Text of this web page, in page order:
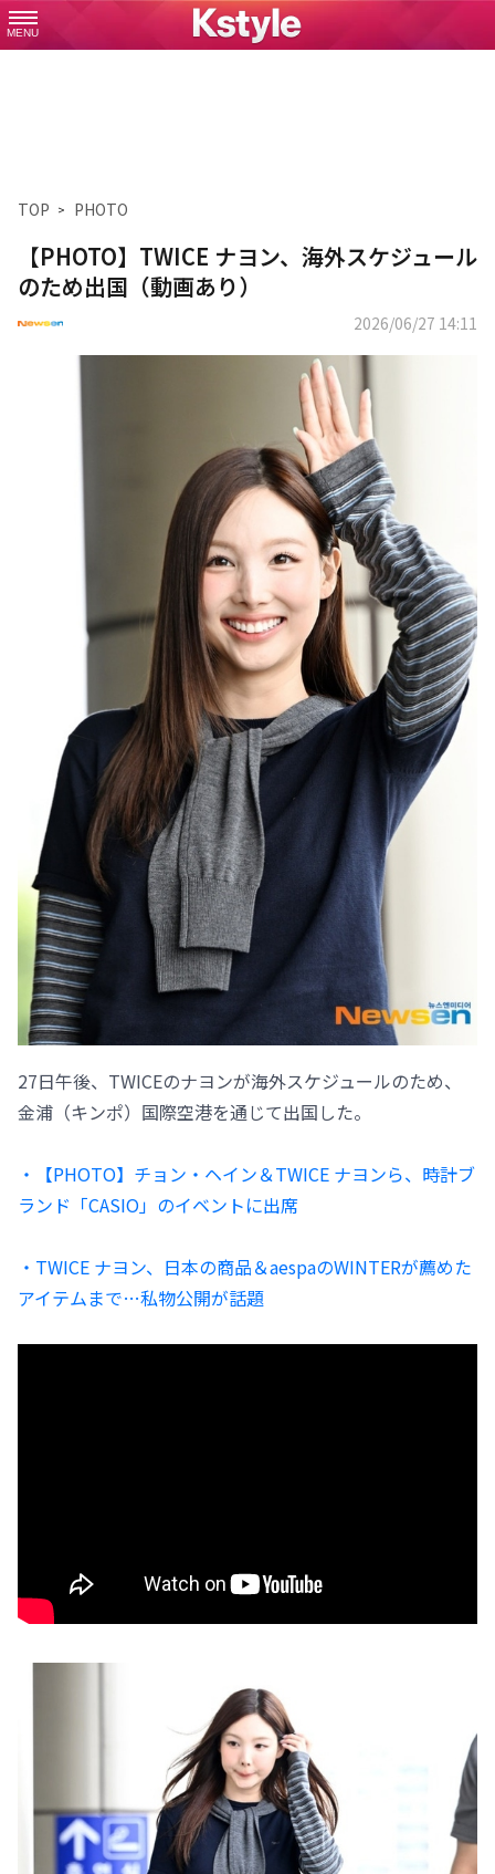
MENU
TOP PHOTO
【PHOTO】TWICE ナヨン、海外スケジュール
のため出国（動画あり）
2026/06/27 14:11
27日午後、TWICEのナヨンが海外スケジュールのため、
金浦（キンポ）国際空港を通じて出国した。
・【PHOTO】チョン・ヘイン＆TWICE ナヨンら、時計ブ
ランド「CASIO」のイベントに出席
・TWICE ナヨン、日本の商品＆aespaのWINTERが薦めた
アイテムまで…私物公開が話題